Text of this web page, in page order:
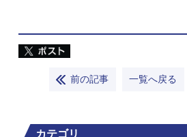
前の記事 一覧へ戻る
カテゴリ